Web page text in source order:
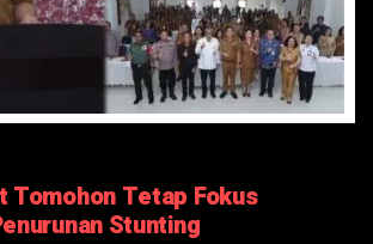
Tomohon Tetap Fokus
Stunting